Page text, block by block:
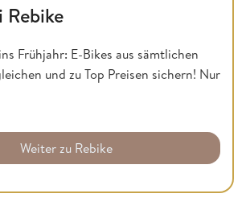
Rebike
Frühjahr: E-Bikes aus sämtlichen
und zu Top Preisen sichern! Nur
Weiter zu Rebike